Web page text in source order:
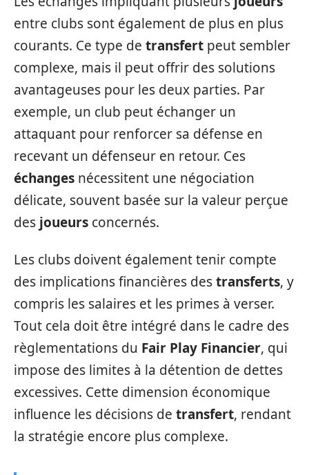
entre clubs sont également de plus en plus
courants. Ce type de transfert peut sembler
complexe, mais il peut offrir des solutions
avantageuses pour les deux parties. Par
exemple, un club peut échanger un
attaquant pour renforcer sa défense en
recevant un défenseur en retour. Ces
échanges nécessitent une négociation
délicate, souvent basée sur la valeur perçue
des joueurs concernés.
Les clubs doivent également tenir compte
des implications financières destransferts, y
compris les salaires et les primes à verser.
Tout cela doit être intégré dans le cadre des
règlementations du Fair Play Financier, qui
impose des limites à la détention de dettes
excessives. Cette dimension économique
influence les décisions de transfert, rendant
la stratégie encore plus complexe.